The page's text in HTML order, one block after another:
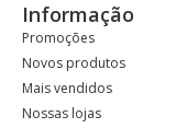
Informação
Promoções
Novos produtos
Mais vendidos
Nossas lojas